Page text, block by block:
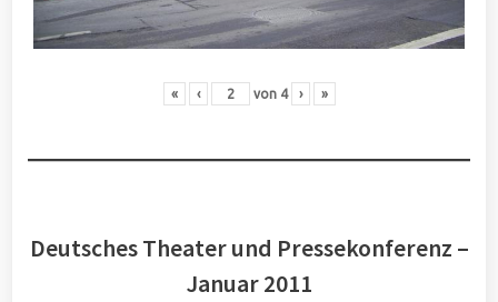
« ‹ von 4 › »
Deutsches Theater und Pressekonferenz –
Januar 2011